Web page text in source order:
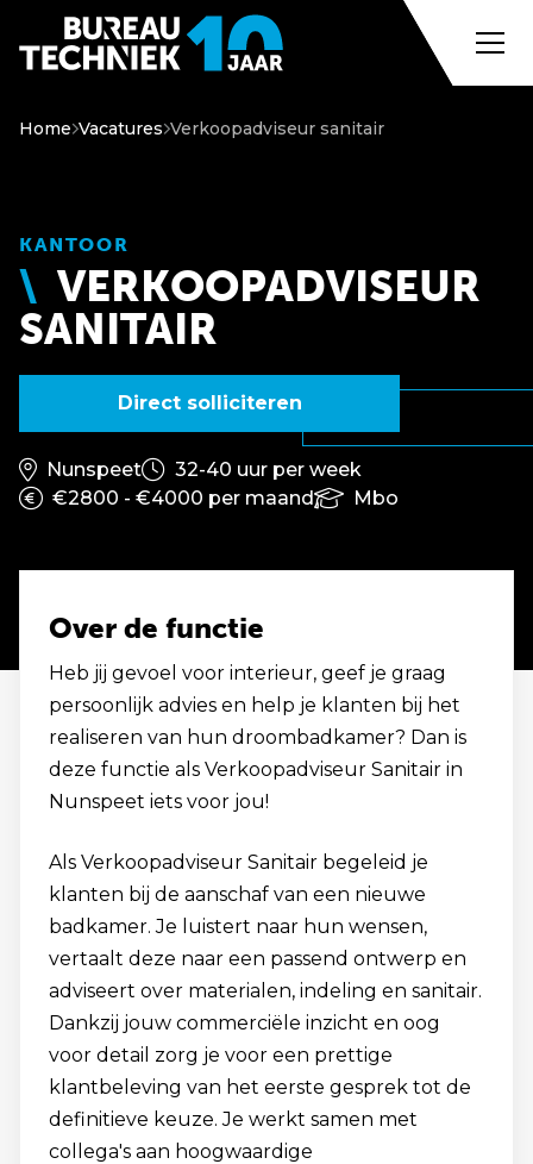
Home Vacatures Verkoopadviseur sanitair
KANTOOR
VERKOOPADVISEUR
SANITAIR
Direct solliciteren
Nunspeet
32-40 uur per week
€2800 - €4000 per maand
Mbo
Over de functie
Heb jij gevoel voor interieur, geef je graag
persoonlijk advies en help je klanten bij het
realiseren van hun droombadkamer? Dan is
deze functie als Verkoopadviseur Sanitair in
Nunspeet iets voor jou!
Als Verkoopadviseur Sanitair begeleid je
klanten bij de aanschaf van een nieuwe
badkamer. Je luistert naar hun wensen,
vertaalt deze naar een passend ontwerp en
adviseert over materialen, indeling en sanitair.
Dankzij jouw commerciële inzicht en oog
voor detail zorg je voor een prettige
klantbeleving van het eerste gesprek tot de
definitieve keuze. Je werkt samen met
collega's aan hoogwaardige